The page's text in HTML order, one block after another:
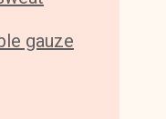
gauze